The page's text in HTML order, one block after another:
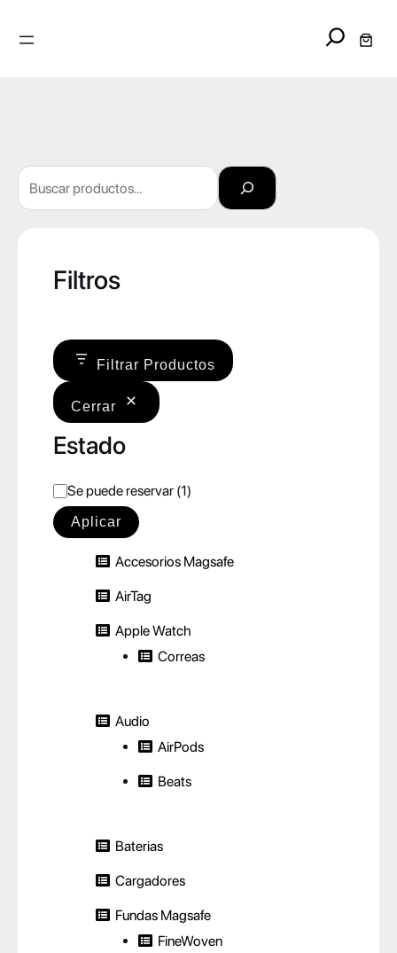
Search
Buscar
Filtros
Filtrar Productos
Cerrar
Estado
E
s
Se puede reservar (1)
Aplicar
Accesorios Magsafe
AirTag
Apple Watch
Correas
Audio
AirPods
Beats
Baterias
Cargadores
Fundas Magsafe
FineWoven